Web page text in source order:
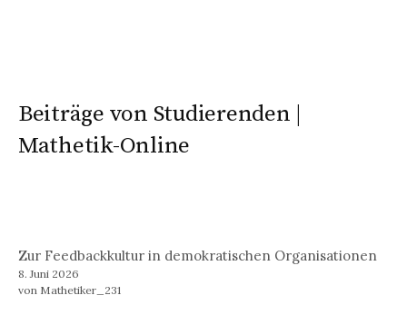
Beiträge von Studierenden |
Mathetik-Online
Zur Feedbackkultur in demokratischen Organisationen
8. Juni 2026
von Mathetiker_231